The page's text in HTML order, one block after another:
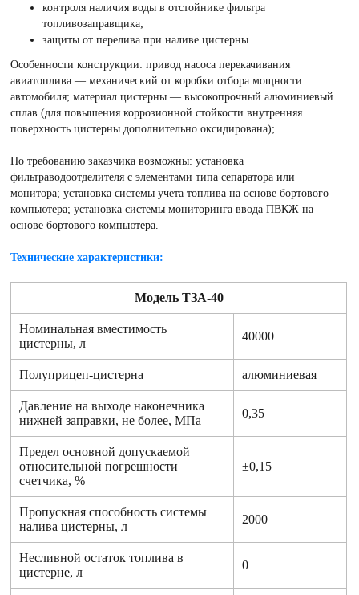
контроля наличия воды в отстойнике фильтра
топливозаправщика;
защиты от перелива при наливе цистерны.
Особенности конструкции: привод насоса перекачивания
авиатоплива — механический от коробки отбора мощности
автомобиля; материал цистерны — высокопрочный алюминиевый
сплав (для повышения коррозионной стойкости внутренняя
поверхность цистерны дополнительно оксидирована);
По требованию заказчика возможны: установка
фильтраводоотделителя с элементами типа сепаратора или
монитора; установка системы учета топлива на основе бортового
компьютера; установка системы мониторинга ввода ПВКЖ на
основе бортового компьютера.
Технические характеристики:
Модель ТЗА-40
Номинальная вместимость
цистерны, л
40000
Полуприцеп-цистерна алюминиевая
Давление на выходе наконечника
нижней заправки, не более, МПа
0,35
Предел основной допускаемой
относительной погрешности
счетчика, %
±0,15
Пропускная способность системы
налива цистерны, л
2000
Несливной остаток топлива в
цистерне, л
0